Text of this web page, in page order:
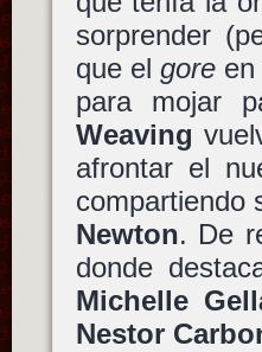
sorprender
que el goreen
para mojar
Weaving
afrontar el
compartiendo
Newton. De
donde
Michelle
Nestor